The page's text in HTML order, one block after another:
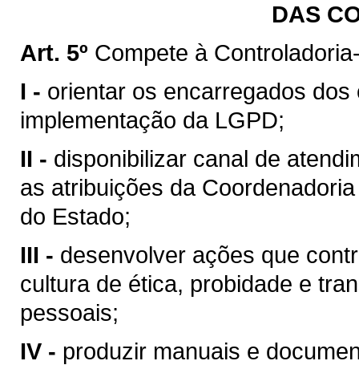
DAS
Art. 5º Compete à
I - orientar os encarregados
implementação da LGPD;
II - disponibilizar canal de
as atribuições da
do Estado;
III - desenvolver ações que
cultura de ética, probidade e
pessoais;
IV - produzir manuais e